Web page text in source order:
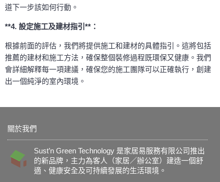
道下一步該如何行動。
**4. 設定施工及建材指引**：
根據前面的評估，我們將提供施工和建材的具體指引。這將包括
推薦的建材和施工方法，確保整個裝修過程既環保又健康。我們
會詳細解釋每一項建議，確保您的施工團隊可以正確執行，創建
出一個純淨的室內環境。
關於我們
Sust’n Green Technology 是家居易服務有限公司推出
的新品牌，主力為客人（家居／辦公室）建造一個舒
適、健康安全及可持續發展的生活環境。